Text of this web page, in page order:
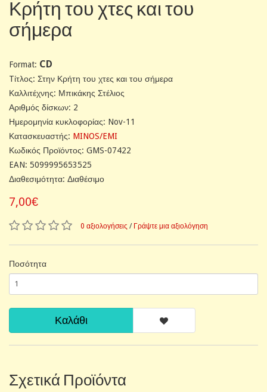
Κρήτη του χτες και του
σήμερα
Format: CD
Tίτλος: Στην Κρήτη του χτες και του σήμερα
Καλλιτέχνης: Μπικάκης Στέλιος
Αριθμός δίσκων: 2
Ημερομηνία κυκλοφορίας: Nov-11
Κατασκευαστής: MINOS/EMI
Κωδικός Προϊόντος: GMS-07422
EAN: 5099995653525
Διαθεσιμότητα: Διαθέσιμο
7,00€
0 αξιολογήσεις / Γράψτε μια αξιολόγηση
Ποσότητα
Καλάθι
Σχετικά Προϊόντα